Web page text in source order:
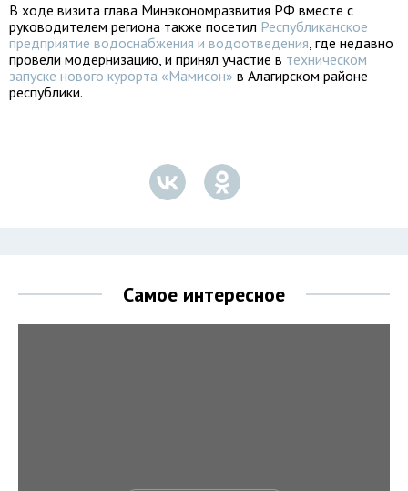
В ходе визита глава Минэкономразвития РФ вместе с
руководителем региона также посетил Республиканское
предприятие водоснабжения и водоотведения, где недавно
провели модернизацию, и принял участие в техническом
запуске нового курорта «Мамисон» в Алагирском районе
республики.
Самое интересное